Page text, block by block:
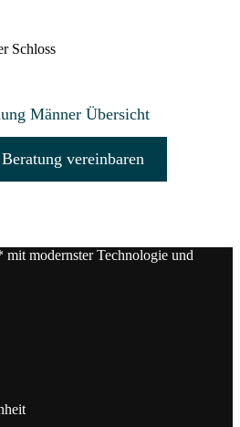
Männer Übersicht
vereinbaren
modernster Technologie und